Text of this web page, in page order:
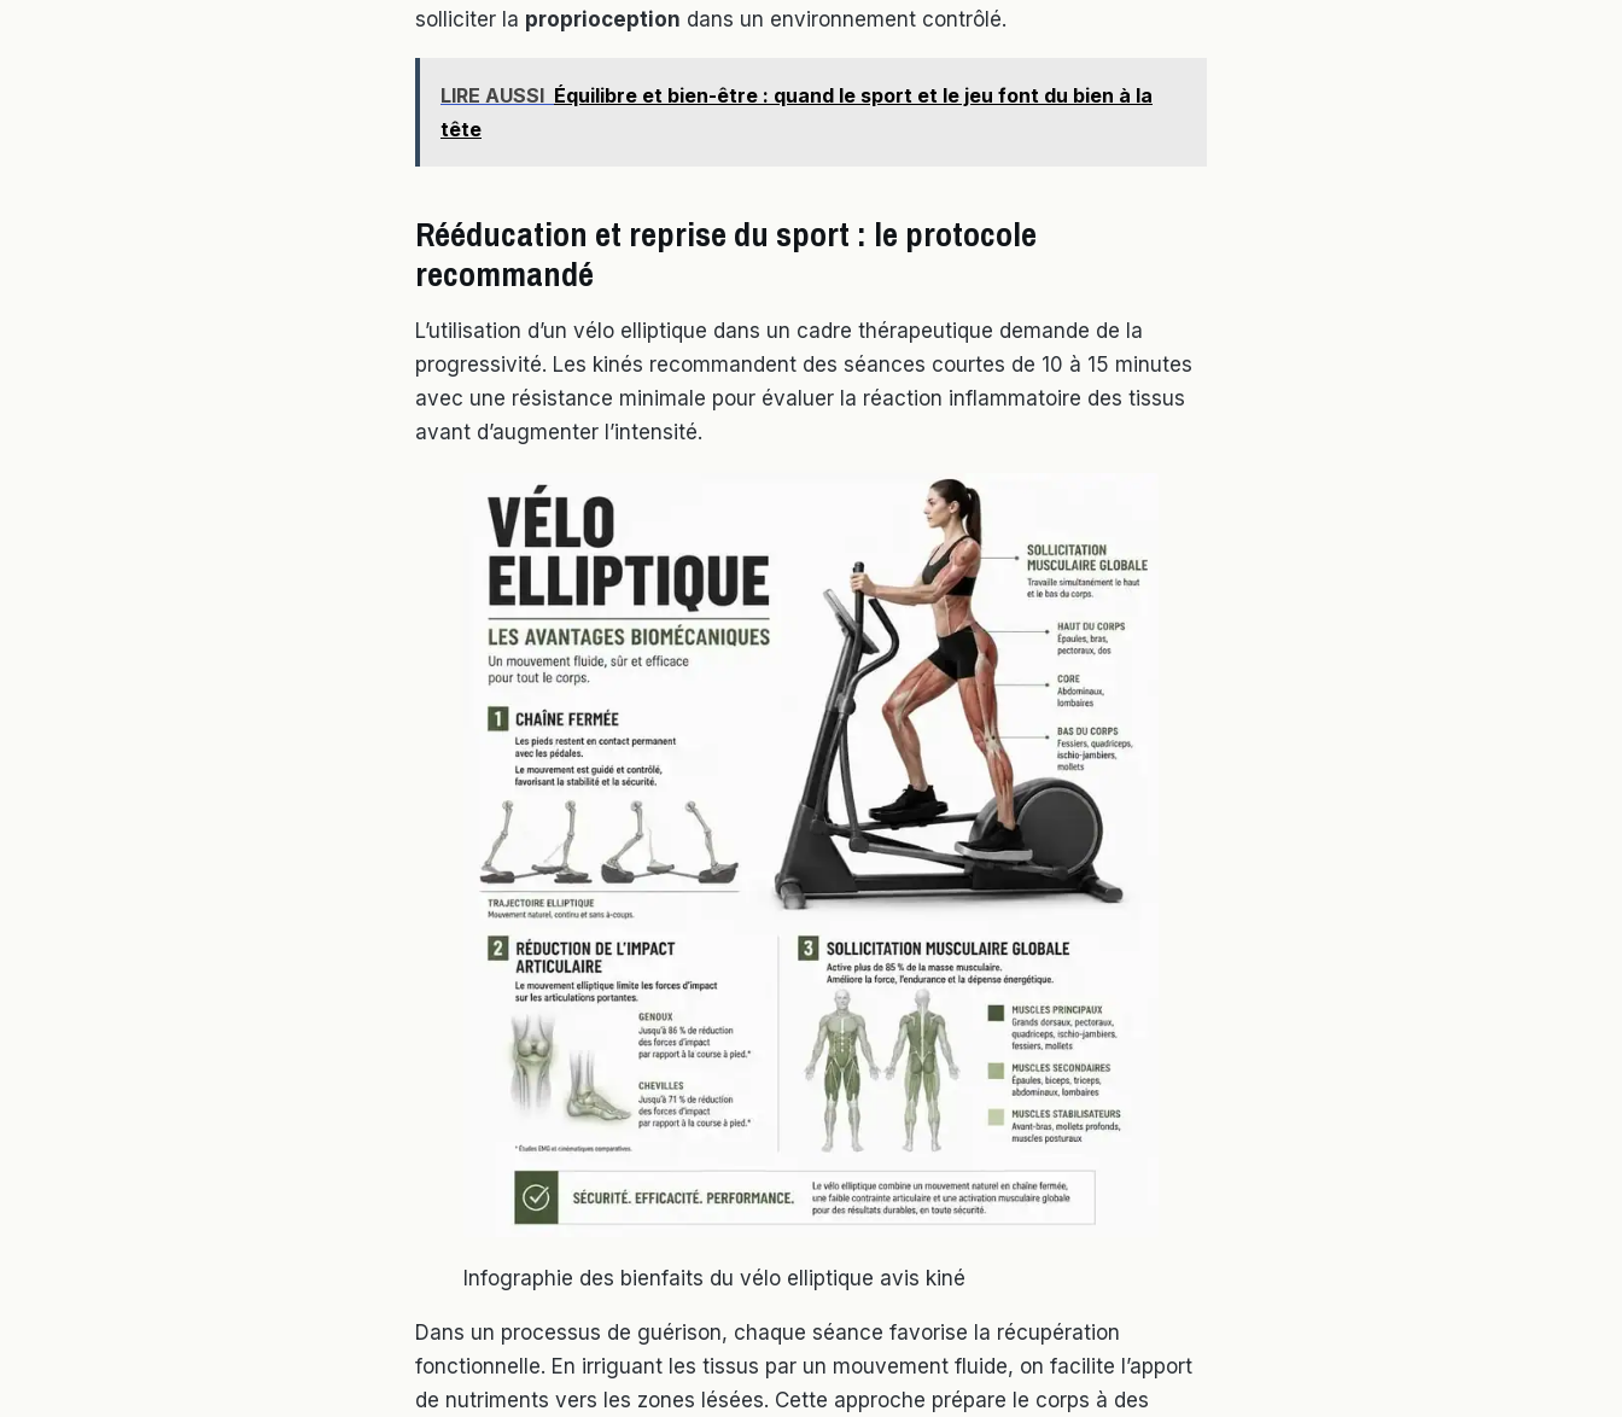
solliciter la proprioception dans un environnement contrôlé.
LIRE AUSSI Équilibre et bien-être : quand le sport et le jeu font du bien à la
tête
Rééducation et reprise du sport : le protocole
recommandé
L’utilisation d’un vélo elliptique dans un cadre thérapeutique demande de la
progressivité. Les kinés recommandent des séances courtes de 10 à 15 minutes
avec une résistance minimale pour évaluer la réaction inflammatoire des tissus
avant d’augmenter l’intensité.
Infographie des bienfaits du vélo elliptique avis kiné
Dans un processus de guérison, chaque séance favorise la récupération
fonctionnelle. En irriguant les tissus par un mouvement fluide, on facilite l’apport
de nutriments vers les zones lésées. Cette approche prépare le corps à des